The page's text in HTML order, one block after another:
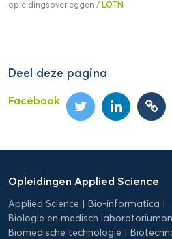
opleidingsoverleggen / LOTN
Deel deze pagina
Facebook
Applied
Science
Opleidingen Applied Science
Applied Science
Bio-informatica
Biologie en medisch
Biomedische technologie